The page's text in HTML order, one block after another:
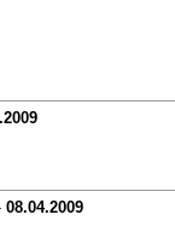
08.04.2009